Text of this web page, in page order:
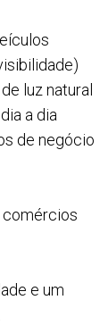
luz natural
a dia
de negócio
comércios
e um